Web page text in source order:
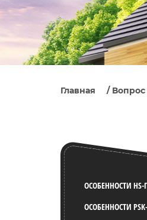
Главная / Вопрос
ОСОБЕННОСТИ
ОСОБЕННОСТИ